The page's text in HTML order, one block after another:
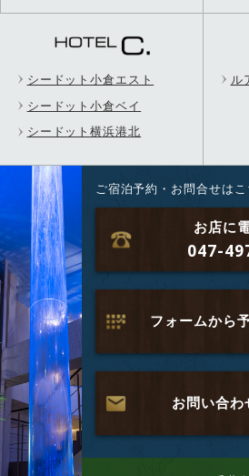
シードット小倉エスト
シードット小倉ベイ
シードット横浜港北
ル
ご宿泊予約・お問合せはこ
お店に
047-
フォームから
お問い合わ